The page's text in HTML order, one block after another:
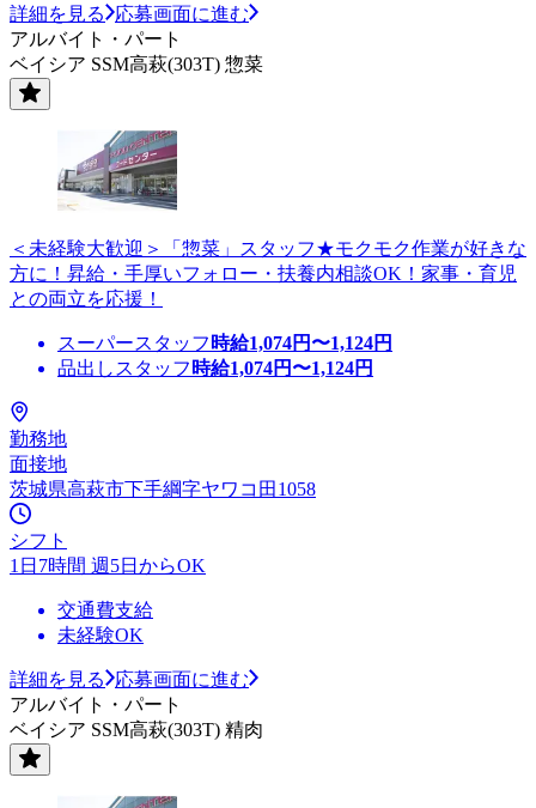
詳細を見る
応募画面に進む
アルバイト・パート
ベイシア SSM高萩(303T) 惣菜
＜未経験大歓迎＞「惣菜」スタッフ★モクモク作業が好きな
方に！昇給・手厚いフォロー・扶養内相談OK！家事・育児
との両立を応援！
スーパースタッフ 時給1,074円〜1,124円
品出しスタッフ 時給1,074円〜1,124円
勤務地
面接地
茨城県高萩市下手綱字ヤワコ田1058
シフト
1日7時間 週5日からOK
交通費支給
未経験OK
詳細を見る
応募画面に進む
アルバイト・パート
ベイシア SSM高萩(303T) 精肉